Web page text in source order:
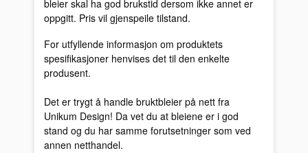
bleier skal ha god brukstid dersom ikke annet er
oppgitt. Pris vil gjenspeile tilstand.
For utfyllende informasjon om produktets
spesifikasjoner henvises det til den enkelte
produsent.
Det er trygt å handle bruktbleier på nett fra
Unikum Design! Da vet du at bleiene er i god
stand og du har samme forutsetninger som ved
annen netthandel.